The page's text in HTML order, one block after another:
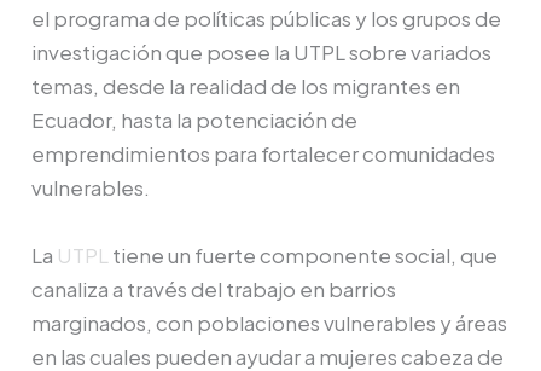
el programa de políticas públicas y los grupos de
investigación que posee la UTPL sobre variados
temas, desde la realidad de los migrantes en
Ecuador, hasta la potenciación de
emprendimientos para fortalecer comunidades
vulnerables.
La UTPL tiene un fuerte componente social, que
canaliza a través del trabajo en barrios
marginados, con poblaciones vulnerables y áreas
en las cuales pueden ayudar a mujeres cabeza de